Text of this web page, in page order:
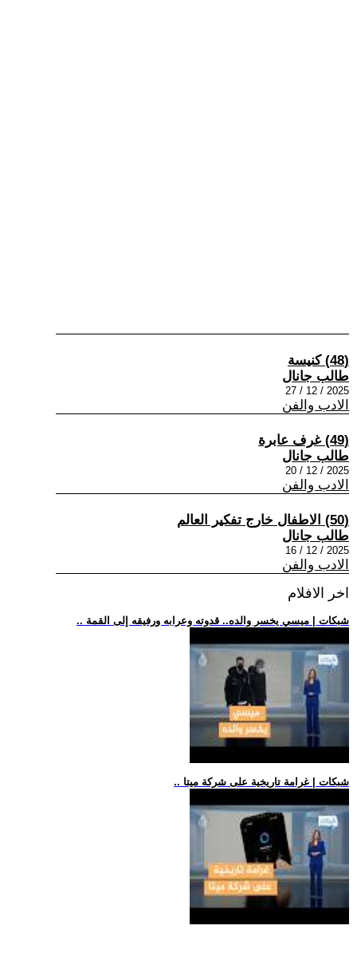
(48) كنيسة
طالب جانال
2025 / 12 / 27
الادب والفن
(49) غرف عابرة
طالب جانال
2025 / 12 / 20
الادب والفن
(50) الاطفال خارج تفكير العالم
طالب جانال
2025 / 12 / 16
الادب والفن
اخر الافلام
.. شبكات | ميسي يخسر والده.. قدوته وعرابه ورفيقه إلى القمة
.. شبكات | غرامة تاريخية على شركة ميتا